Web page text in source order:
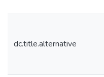
dc.title.alternative